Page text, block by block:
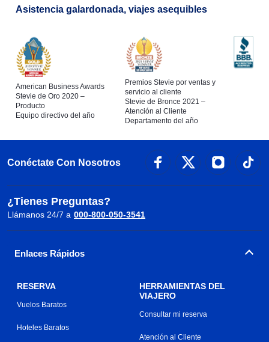
Asistencia galardonada, viajes asequibles
American Business Awards
Stevie de Oro 2020 –
Producto
Equipo directivo del año
Premios Stevie por ventas y
servicio al cliente
Stevie de Bronce 2021 –
Atención al Cliente
Departamento del año
Conéctate Con Nosotros
¿Tienes Preguntas?
Llámanos 24/7 a 000-800-050-3541
Enlaces Rápidos
RESERVA
Vuelos Baratos
Hoteles Baratos
HERRAMIENTAS DEL
VIAJERO
Consultar mi reserva
Atención al Cliente